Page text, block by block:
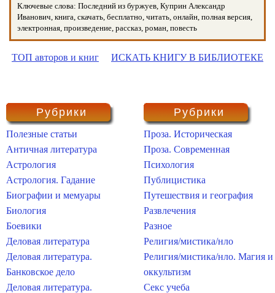
Ключевые слова: Последний из буржуев, Куприн Александр
Иванович, книга, скачать, бесплатно, читать, онлайн, полная версия,
электронная, произведение, рассказ, роман, повесть
ТОП авторов и книг ИСКАТЬ КНИГУ В БИБЛИОТЕКЕ
Рубрики
Полезные статьи
Античная литература
Астрология
Астрология. Гадание
Биографии и мемуары
Биология
Боевики
Деловая литература
Деловая литература.
Банковское дело
Деловая литература.
Рубрики
Проза. Историческая
Проза. Современная
Психология
Публицистика
Путешествия и география
Развлечения
Разное
Религия/мистика/нло
Религия/мистика/нло. Магия и
оккультизм
Секс учеба